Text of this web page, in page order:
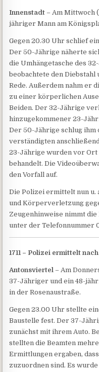
Innenstadt – Am Mittwoch
jähriger Mann am
Gegen 20.30 Uhr schlief
Der 50-Jährige näherte
die Umhängetasche des
beobachtete den
Rede. Außerdem nahm er
zu einer körperlichen
Beiden. Der 32-Jährige
hinzugekommener 23-
Der 50-Jährige schlug ihm
verständigten
23-Jährige wurden vor Ort
behandelt. Die
den Vorfall auf.
Die Polizei ermittelt nun u.
und Körperverletzung
Zeugenhinweise nimmt
unter der Telefonnummer
1711 – Polizei ermittelt
Antonsviertel – Am
37-Jähriger und ein 48-
in der Rosenaustraße.
Gegen 23.00 Uhr stellte
Baustelle fest. Der 37-
zunächst mit ihrem Auto.
stellten die Beamten
Ermittlungen ergaben,
zuzuordnen sind. Es